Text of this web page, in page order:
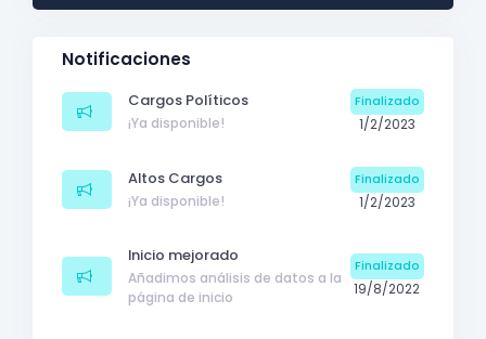
Notificaciones
Cargos Políticos
¡Ya disponible!
Finalizado
1/2/2023
Altos Cargos
¡Ya disponible!
Finalizado
1/2/2023
Inicio mejorado
Añadimos análisis de datos a la
página de inicio
Finalizado
19/8/2022